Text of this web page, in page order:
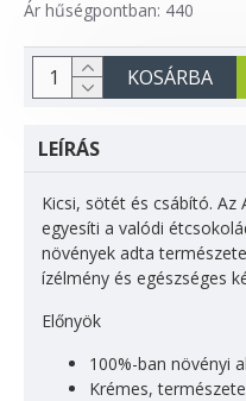
Ár hűségpontban: 440
KOSÁRBA
LEÍRÁS
Kicsi, sötét és csábító. Az
egyesíti a valódi
növények adta
ízélmény és egészséges
Előnyök
100%-ban növényi
Krémes,